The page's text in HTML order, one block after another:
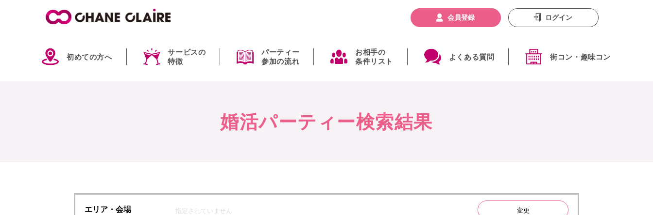
初めての方へ
サービスの
特徴
パーティー
参加の流れ
お相手の
条件リスト
よくある質問 街コン・趣味コン
会員登録 ログイン
婚活パーティー検索結果
エリア・会場 指定されていません 変更